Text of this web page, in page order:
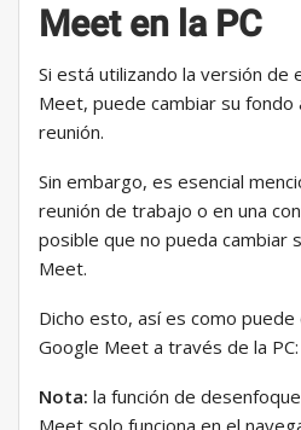
Meet en la PC
Si está utilizando la versión de
Meet, puede cambiar su fondo
reunión.
Sin embargo, es esencial
reunión de trabajo o en una
posible que no pueda cambiar
Meet.
Dicho esto, así es como
Google Meet a través de la PC:
Nota: la función de